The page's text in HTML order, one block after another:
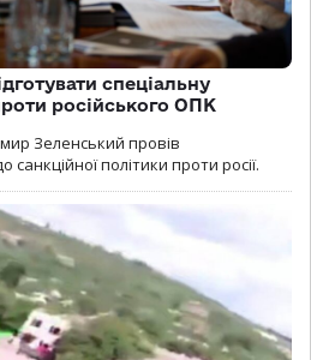
спеціальну
російського ОПК
Зеленський провів
політики проти росії.